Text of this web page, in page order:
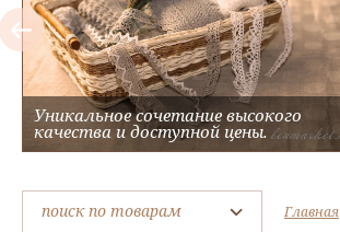
Уникальное сочетание высокого
качества и доступной цены.
поиск по товарам Главная